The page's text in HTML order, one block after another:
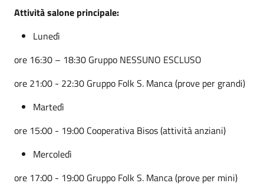
Attività salone principale:
Lunedì
ore 16:30 – 18:30 Gruppo NESSUNO ESCLUSO
ore 21:00 - 22:30 Gruppo Folk S. Manca (prove per grandi)
Martedì
ore 15:00 - 19:00 Cooperativa Bisos (attività anziani)
Mercoledì
ore 17:00 - 19:00 Gruppo Folk S. Manca (prove per mini)